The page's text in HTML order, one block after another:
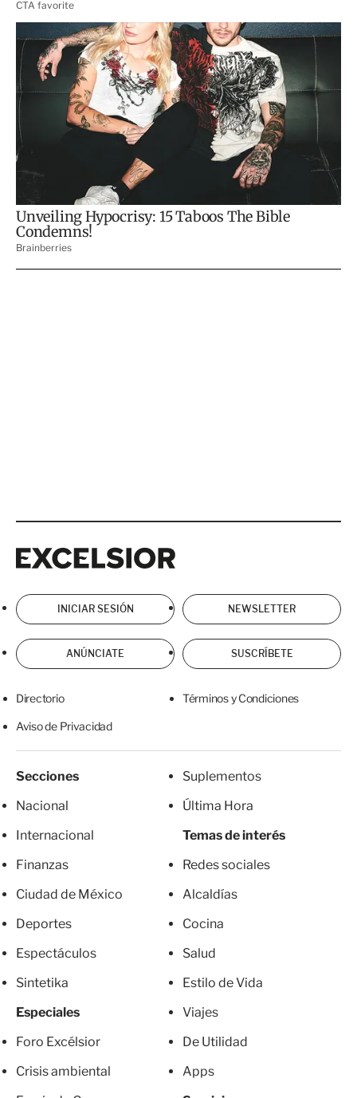
INICIAR SESIÓN NEWSLETTER
ANÚNCIATE SUSCRÍBETE
Directorio Términos y Condiciones
Aviso de Privacidad
Secciones
Nacional
Internacional
Finanzas
Ciudad de México
Deportes
Espectáculos
Sintetika
Especiales
Foro Excélsior
Crisis ambiental
Suplementos
Última Hora
Temas de interés
Redes sociales
Alcaldías
Cocina
Salud
Estilo de Vida
Viajes
De Utilidad
Apps